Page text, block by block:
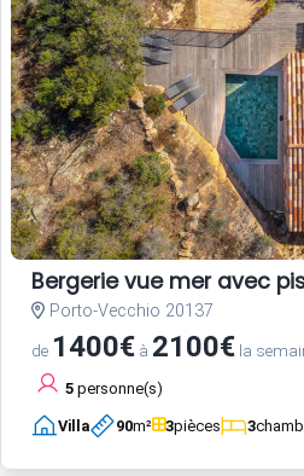
Bergerie vue mer avec
Porto-Vecchio 20137
de 1400€ à 2100€ la
5 personne(s)
Villa 90m² 3pièces 3